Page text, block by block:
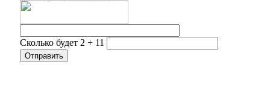
Сколько будет 2 + 11